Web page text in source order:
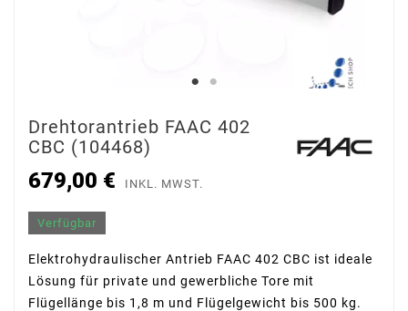
Drehtorantrieb FAAC 402
CBC (104468)
679,00 € INKL. MWST.
Verfügbar
Elektrohydraulischer Antrieb FAAC 402 CBC ist ideale
Lösung für private und gewerbliche Tore mit
Flügellänge bis 1,8 m und Flügelgewicht bis 500 kg.